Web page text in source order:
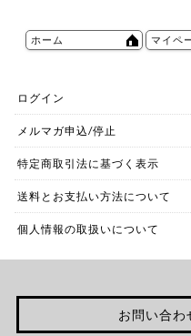
ホーム マイペ
ログイン
メルマガ申込/停止
特定商取引法に基づく表示
送料とお支払い方法について
個人情報の取扱いについて
お問い合わ